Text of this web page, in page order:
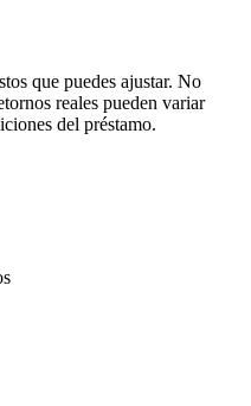
que puedes ajustar. No
reales pueden variar
del préstamo.